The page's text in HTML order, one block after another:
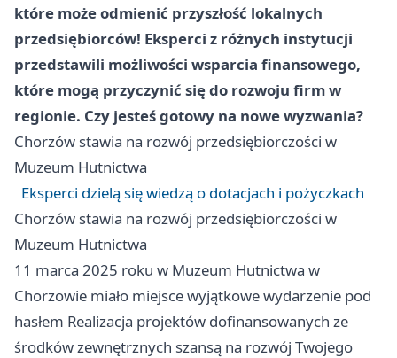
które może odmienić przyszłość lokalnych
przedsiębiorców! Eksperci z różnych instytucji
przedstawili możliwości wsparcia finansowego,
które mogą przyczynić się do rozwoju firm w
regionie. Czy jesteś gotowy na nowe wyzwania?
Chorzów stawia na rozwój przedsiębiorczości w
Muzeum Hutnictwa
Eksperci dzielą się wiedzą o dotacjach i pożyczkach
Chorzów stawia na rozwój przedsiębiorczości w
Muzeum Hutnictwa
11 marca 2025 roku w Muzeum Hutnictwa w
Chorzowie miało miejsce wyjątkowe wydarzenie pod
hasłem Realizacja projektów dofinansowanych ze
środków zewnętrznych szansą na rozwój Twojego